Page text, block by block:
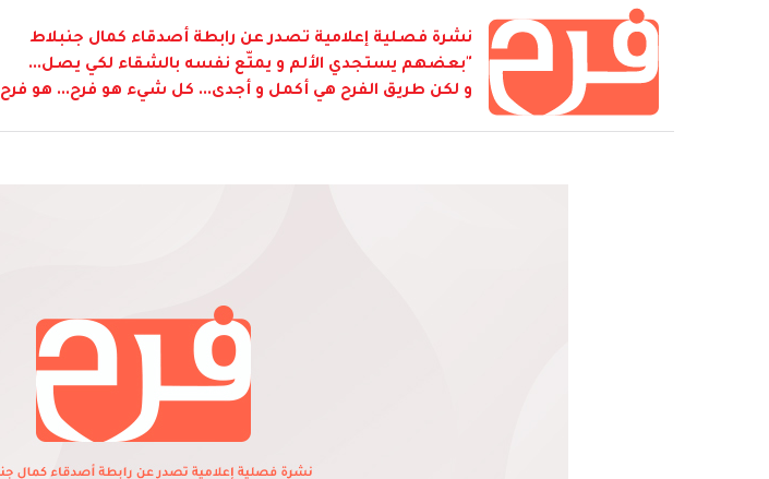
نشرة فصلية إعلامية تصدر عن رابطة أصدقاء كمال جنبلاط
"بعضهم يستجدي الألم و يمتّع نفسه بالشقاء لكي يصل...
و لكن طريق الفرح هي أكمل و أجدى... كل شيء هو فرح... هو فرح